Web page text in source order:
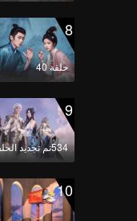
8
حلقة 40
9
534تم تجديد الحلقة
10